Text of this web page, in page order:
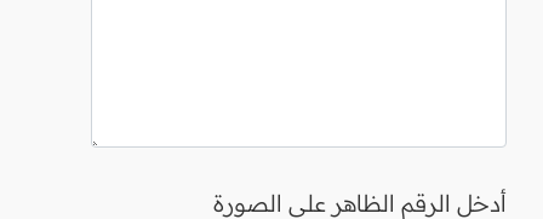
أدخل الرقم الظاهر على الصورة